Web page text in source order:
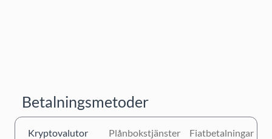
Betalningsmetoder
Kryptovalutor Plånbokstjänster Fiatbetalningar